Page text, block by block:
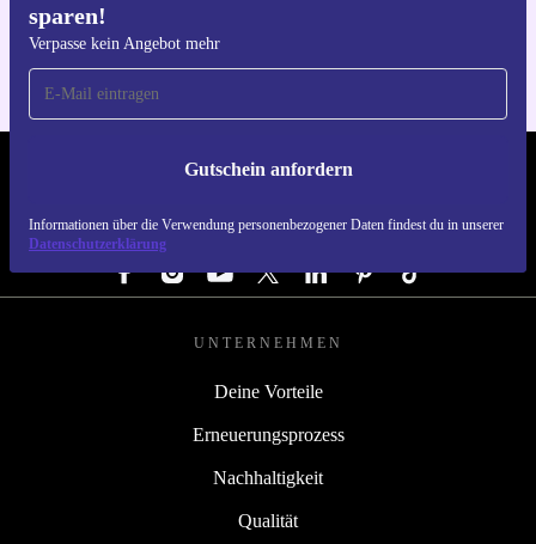
sparen!
Verpasse kein Angebot mehr
Gutschein anfordern
Informationen über die Verwendung personenbezogener Daten findest du in unserer
Datenschutzerklärung
REFURBED DEUTSCHLAND - RETHINK NEW.
FOLGE UNS
UNTERNEHMEN
Deine Vorteile
Erneuerungsprozess
Nachhaltigkeit
Qualität